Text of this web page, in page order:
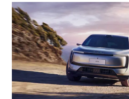
朱一龙
成都多
下党之